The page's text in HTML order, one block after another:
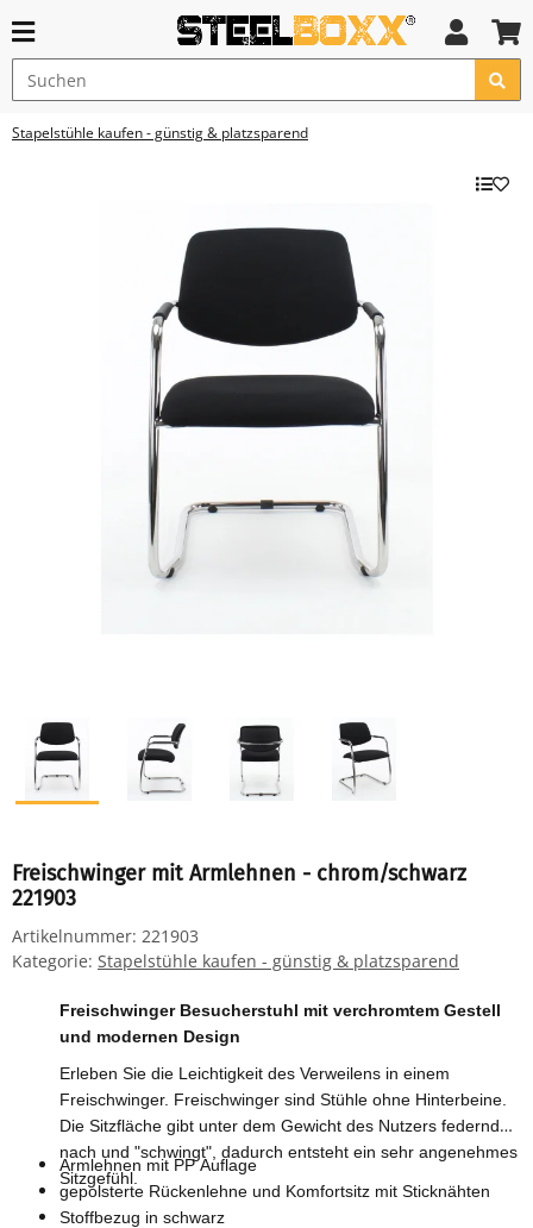
Stapelstühle kaufen - günstig & platzsparend
Freischwinger mit Armlehnen - chrom/schwarz
221903
Artikelnummer: 221903
Kategorie: Stapelstühle kaufen - günstig & platzsparend
Freischwinger Besucherstuhl mit verchromtem Gestell
und modernen Design
Erleben Sie die Leichtigkeit des Verweilens in einem
Freischwinger. Freischwinger sind Stühle ohne Hinterbeine.
Die Sitzfläche gibt unter dem Gewicht des Nutzers federnd
nach und "schwingt", dadurch entsteht ein sehr angenehmes
Sitzgefühl.
Armlehnen mit PP Auflage
gepolsterte Rückenlehne und Komfortsitz mit Sticknähten
Stoffbezug in schwarz